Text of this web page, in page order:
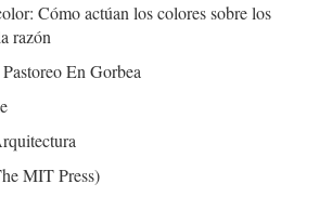
Cómo actúan los colores sobre los
razón
En Gorbea
MIT Press)